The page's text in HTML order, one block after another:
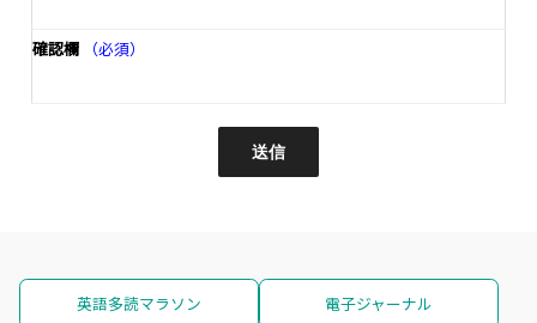
確認欄 （必須）
英語多読マラソン 電子ジャーナル